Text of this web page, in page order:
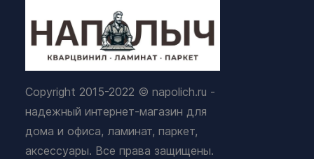
Copyright 2015-2022 © napolich.ru -
надежный интернет-магазин для
дома и офиса, ламинат, паркет,
аксессуары. Все права защищены.